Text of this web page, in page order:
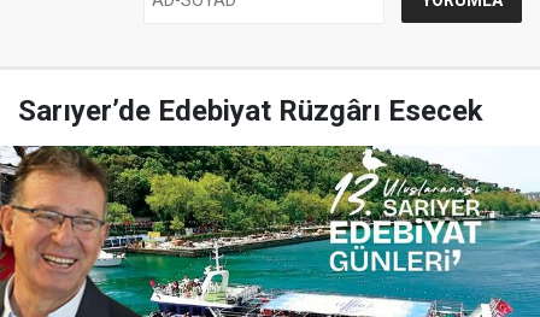
Sarıyer’de Edebiyat Rüzgârı Esecek